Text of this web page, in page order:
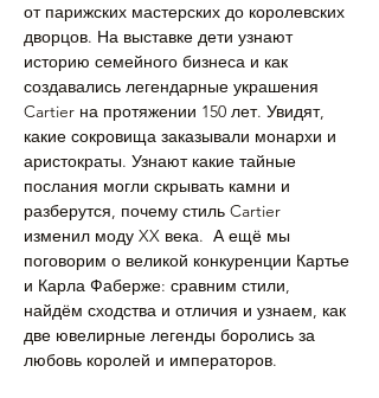
от парижских мастерских до королевских
дворцов. На выставке дети узнают
историю семейного бизнеса и как
создавались легендарные украшения
Cartier на протяжении 150 лет. Увидят,
какие сокровища заказывали монархи и
аристократы. Узнают какие тайные
послания могли скрывать камни и
разберутся, почему стиль Cartier
изменил моду XX века.  А ещё мы
поговорим о великой конкуренции Картье
и Карла Фаберже: сравним стили,
найдём сходства и отличия и узнаем, как
две ювелирные легенды боролись за
любовь королей и императоров.